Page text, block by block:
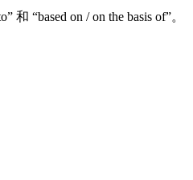
“based on / on the basis of”。